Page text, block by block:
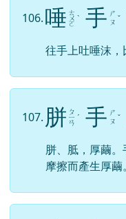
106.唾 ㄊ
ㄨ
ㄛ
ˋ 手 ㄕ
ㄡ ˇ
往手上吐唾沫，
107. 胼 ㄆ
ㄧ
ㄢ
ˊ 手 ㄕ
ㄡ ˇ
胼、胝，厚繭
摩擦而產生厚繭